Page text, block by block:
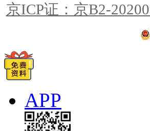
京ICP证：京B2-
APP